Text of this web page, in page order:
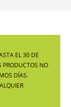
EL 30 DE
PRODUCTOS NO
DÍAS.